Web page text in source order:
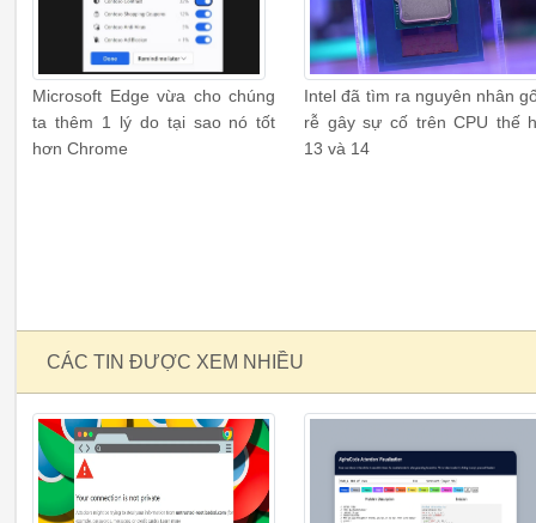
Microsoft Edge vừa cho chúng
ta thêm 1 lý do tại sao nó tốt
hơn Chrome
Intel đã tìm ra nguyên nhân
rễ gây sự cố trên CPU thế
13 và 14
CÁC TIN ĐƯỢC XEM NHIỀU